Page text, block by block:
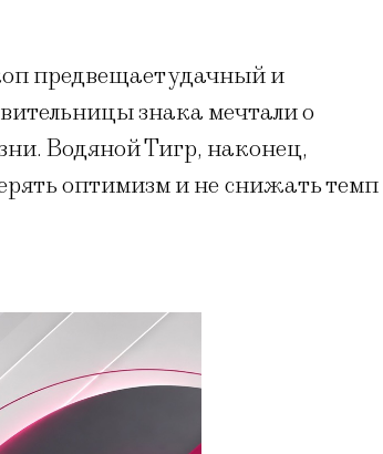
предвещает удачный и
знака мечтали о
Водяной Тигр, наконец,
оптимизм и не снижать темп